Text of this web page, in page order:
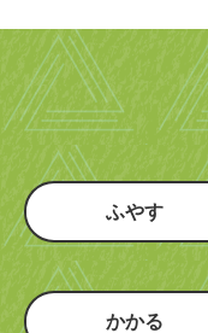
ふやす
かかる